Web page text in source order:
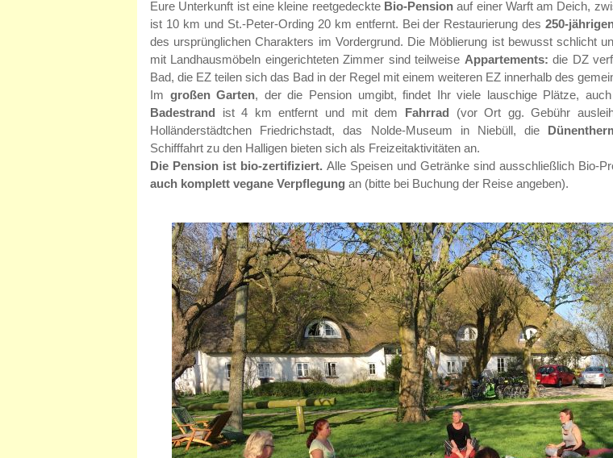
Eure Unterkunft ist eine kleine reetgedeckte Bio-Pensionauf einer Warft am Deich,
ist 10 km und St.-Peter-Ording 20 km entfernt. Bei der Restaurierung des250-
des ursprünglichen Charakters im Vordergrund. Die Möblierung ist bewusst schlicht
mit Landhausmöbeln eingerichteten Zimmer sind teilweise Appartements: die DZ
Bad, die EZ teilen sich das Bad in der Regel mit einem weiteren EZ innerhalb des
Im großen Garten, der die Pension umgibt, findet Ihr viele lauschige Plätze,
Badestrand ist 4 km entfernt und mit dem Fahrrad (vor Ort gg. Gebühr
Holländerstädtchen Friedrichstadt, das Nolde-Museum in Niebüll, die
Schifffahrt zu den Halligen bieten sich als Freizeitaktivitäten an.
Die Pension ist bio-zertifiziert. Alle Speisen und Getränke sind ausschließlich Bio-
auch komplett vegane Verpflegung an (bitte bei Buchung der Reise angeben).